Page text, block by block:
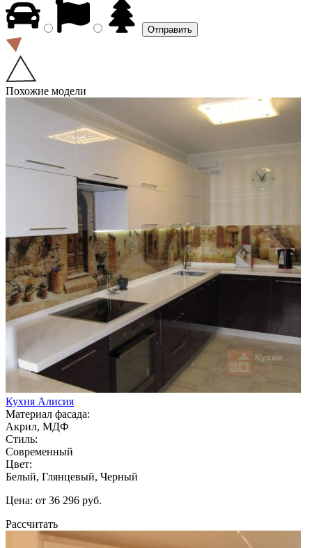
Похожие модели
Кухня Алисия
Материал фасада:
Акрил, МДФ
Стиль:
Современный
Цвет:
Белый, Глянцевый, Черный
Цена: от 36 296 руб.
Рассчитать